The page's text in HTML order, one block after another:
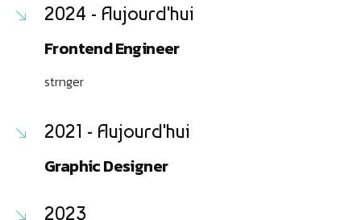
2024 - Aujourd'hui
Frontend Engineer
strnger
2021 - Aujourd'hui
Graphic Designer
2023